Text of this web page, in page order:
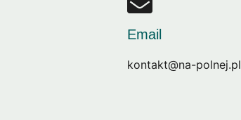
Email
kontakt@na-polnej.pl